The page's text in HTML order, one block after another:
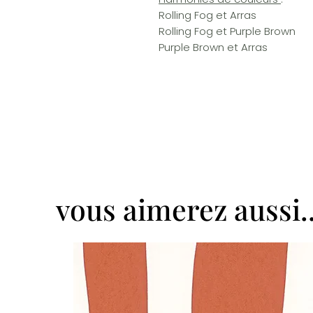
Rolling Fog et Arras
Rolling Fog et Purple Brown
Purple Brown et Arras
vous aimerez